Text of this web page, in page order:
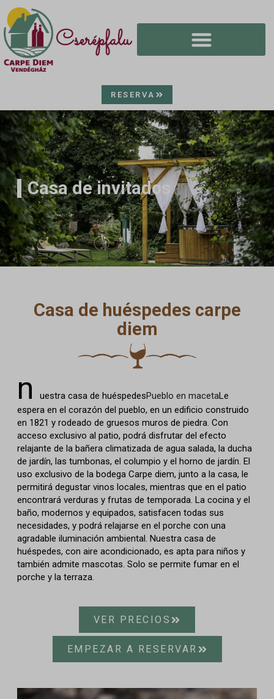
RESERVA
Casa de invitados
Casa de huéspedes carpe
diem
n uestra casa de huéspedesPueblo en macetaLe
espera en el corazón del pueblo, en un edificio construido
en 1821 y rodeado de gruesos muros de piedra. Con
acceso exclusivo al patio, podrá disfrutar del efecto
relajante de la bañera climatizada de agua salada, la ducha
de jardín, las tumbonas, el columpio y el horno de jardín. El
uso exclusivo de la bodega Carpe diem, junto a la casa, le
permitirá degustar vinos locales, mientras que en el patio
encontrará verduras y frutas de temporada. La cocina y el
baño, modernos y equipados, satisfacen todas sus
necesidades, y podrá relajarse en el porche con una
agradable iluminación ambiental. Nuestra casa de
huéspedes, con aire acondicionado, es apta para niños y
también admite mascotas. Solo se permite fumar en el
porche y la terraza.
VER PRECIOS
EMPEZAR A RESERVAR